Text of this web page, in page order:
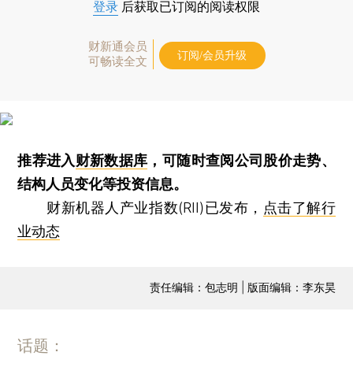
登录 后获取已订阅的阅读权限
财新通会员
可畅读全文
订阅/会员升级
推荐进入财新数据库 ，可随时查阅公司股价走势、
结构人员变化等投资信息。
财新机器人产业指数(RII)已发布， 点击了解行
业动态
责任编辑：包志明 | 版面编辑：李东昊
话题：